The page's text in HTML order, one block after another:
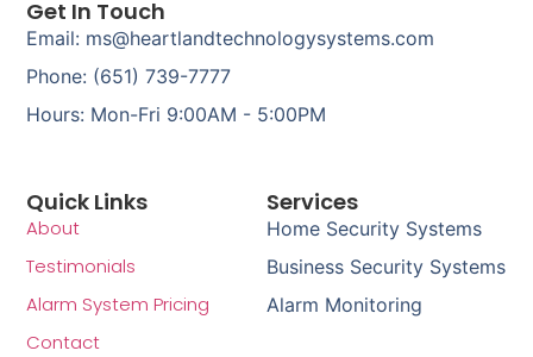
Services
Home Security Systems
Business Security Systems
Alarm Monitoring
Quick Links
About
Testimonials
Alarm System Pricing
Contact
Get In Touch
Email: ms@heartlandtechnologysystems.com
Phone: (651) 739-7777
Hours: Mon-Fri 9:00AM - 5:00PM